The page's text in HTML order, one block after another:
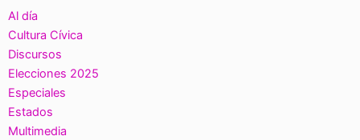
Al día
Cultura Cívica
Discursos
Elecciones 2025
Especiales
Estados
Multimedia